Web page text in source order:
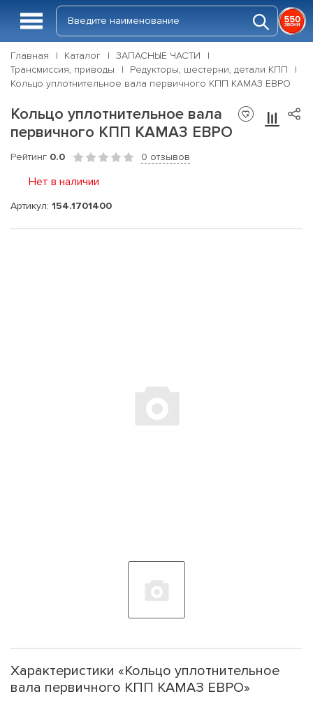
Главная Каталог
ЗАПАСНЫЕ ЧАСТИ
Трансмиссия, приводы
Редукторы, шестерни, детали КПП
Кольцо уплотнительное вала первичного КПП КАМАЗ ЕВРО
Кольцо уплотнительное вала
первичного КПП КАМАЗ ЕВРО
Рейтинг 0.0 0 отзывов
Нет в наличии
Артикул: 154.1701400
Характеристики «Кольцо уплотнительное
вала первичного КПП КАМАЗ ЕВРО»